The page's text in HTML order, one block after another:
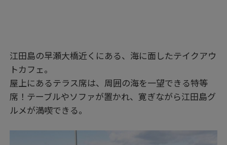
江田島の早瀬大橋近くにある、海に面したテイクアウ
トカフェ。
屋上にあるテラス席は、周囲の海を一望できる特等
席！テーブルやソファが置かれ、寛ぎながら江田島グ
ルメが満喫できる。